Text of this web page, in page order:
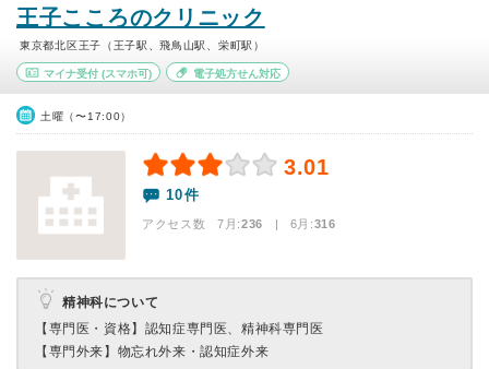
王子こころのクリニック
東京都北区王子（王子駅、飛鳥山駅、栄町駅）
マイナ受付 (スマホ可) 電子処方せん対応
土曜（〜17:00）
3.01
10件
アクセス数 7月:236 | 6月:316
精神科について
【専門医・資格】 認知症専門医、精神科専門医
【専門外来】 物忘れ外来・認知症外来